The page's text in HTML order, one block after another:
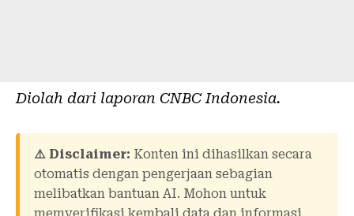
Diolah dari laporan CNBC Indonesia.
⚠️ Disclaimer: Konten ini dihasilkan secara
otomatis dengan pengerjaan sebagian
melibatkan bantuan AI. Mohon untuk